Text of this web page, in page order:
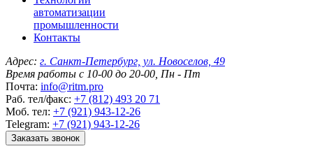
автоматизации
промышленности
Контакты
Адрес: г. Санкт-Петербург, ул. Новоселов, 49
Время работы с 10-00 до 20-00, Пн - Пт
Почта: info@ritm.pro
Раб. тел/факс: +7 (812) 493 20 71
Моб. тел: +7 (921) 943-12-26
Telegram: +7 (921) 943-12-26
Заказать звонок